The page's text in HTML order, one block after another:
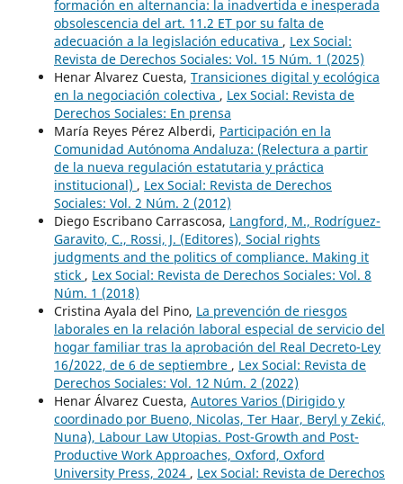
formación en alternancia: la inadvertida e inesperada
obsolescencia del art. 11.2 ET por su falta de
adecuación a la legislación educativa , Lex Social:
Revista de Derechos Sociales: Vol. 15 Núm. 1 (2025)
Henar ´´Alvarez Cuesta, Transiciones digital y ecológica
en la negociación colectiva , Lex Social: Revista de
Derechos Sociales: En prensa
María Reyes Pérez Alberdi, Participación en la
Comunidad Autónoma Andaluza: (Relectura a partir
de la nueva regulación estatutaria y práctica
institucional) , Lex Social: Revista de Derechos
Sociales: Vol. 2 Núm. 2 (2012)
Diego Escribano Carrascosa, Langford, M., Rodríguez-
Garavito, C., Rossi, J. (Editores), Social rights
judgments and the politics of compliance. Making it
stick , Lex Social: Revista de Derechos Sociales: Vol. 8
Núm. 1 (2018)
Cristina Ayala del Pino, La prevención de riesgos
laborales en la relación laboral especial de servicio del
hogar familiar tras la aprobación del Real Decreto-Ley
16/2022, de 6 de septiembre , Lex Social: Revista de
Derechos Sociales: Vol. 12 Núm. 2 (2022)
Henar Álvarez Cuesta, Autores Varios (Dirigido y
coordinado por Bueno, Nicolas, Ter Haar, Beryl y Zekić,
Nuna), Labour Law Utopias. Post-Growth and Post-
Productive Work Approaches, Oxford, Oxford
University Press, 2024 , Lex Social: Revista de Derechos